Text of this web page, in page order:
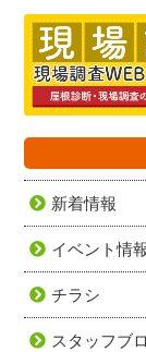
新着情報
イベント情
チラシ
スタッフブ